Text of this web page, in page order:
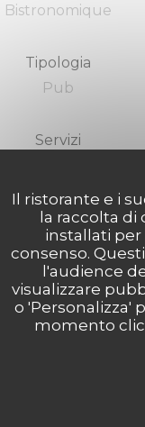
Il ristorante e i
la raccolta
installati
consenso.
l'audience
visualizzare
o 'Personalizza'
momento
Bistronomique
Tipologia
Pub
Servizi
di pagamento
Eurocard /
Bancomat